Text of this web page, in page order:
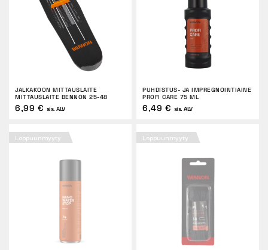
JALKAKOON MITTAUSLAITE
MITTAUSLAITE BENNON 25-48
6,99 € sis. ALV
PUHDISTUS- JA IMPREGNOINTIAINE
PROFI CARE 75 ML
6,49 € sis. ALV
Loppuunmyyty Loppuunmyyty